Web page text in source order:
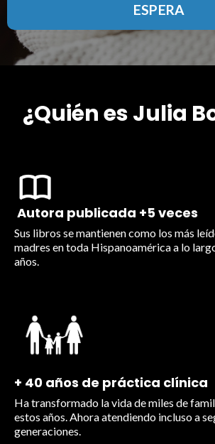
ESPERA
¿Quién es Julia
Autora publicada +5 veces
Sus libros se mantienen como los más
madres en toda Hispanoamérica a lo
años.
+ 40 años de práctica clínica
Ha transformado la vida de miles de
estos años. Ahora atendiendo incluso a
generaciones.